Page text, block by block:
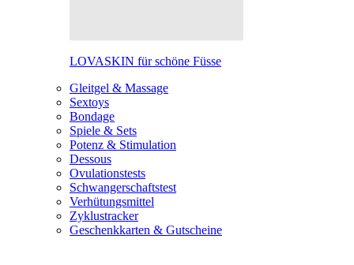
LOVASKIN für schöne Füsse
Gleitgel & Massage
Sextoys
Bondage
Spiele & Sets
Potenz & Stimulation
Dessous
Ovulationstests
Schwangerschaftstest
Verhütungsmittel
Zyklustracker
Geschenkkarten & Gutscheine